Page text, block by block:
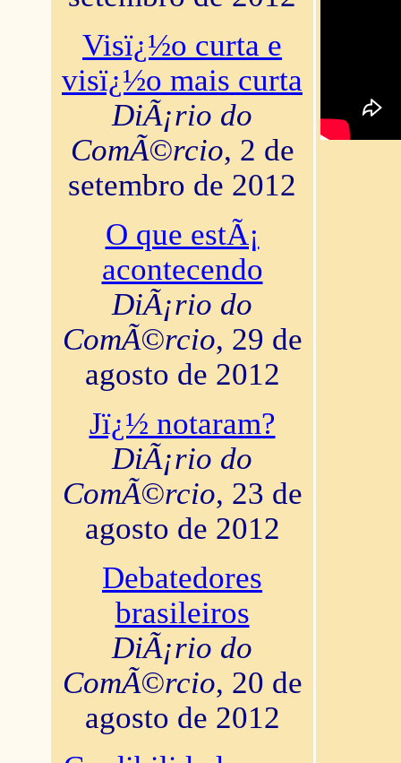
Visï¿½o curta e
visï¿½o mais curta
DiÃ¡rio do
ComÃ©rcio, 2 de
setembro de 2012
O que estÃ¡
acontecendo
DiÃ¡rio do
ComÃ©rcio, 29 de
agosto de 2012
Jï¿½ notaram?
DiÃ¡rio do
ComÃ©rcio, 23 de
agosto de 2012
Debatedores
brasileiros
DiÃ¡rio do
ComÃ©rcio, 20 de
agosto de 2012